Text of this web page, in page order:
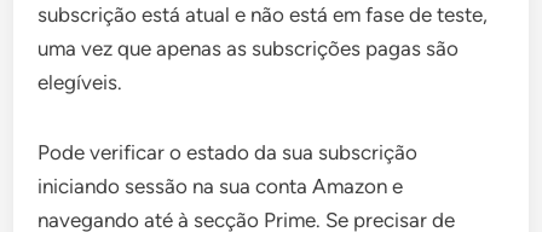
subscrição está atual e não está em fase de teste,
uma vez que apenas as subscrições pagas são
elegíveis.
Pode verificar o estado da sua subscrição
iniciando sessão na sua conta Amazon e
navegando até à secção Prime. Se precisar de